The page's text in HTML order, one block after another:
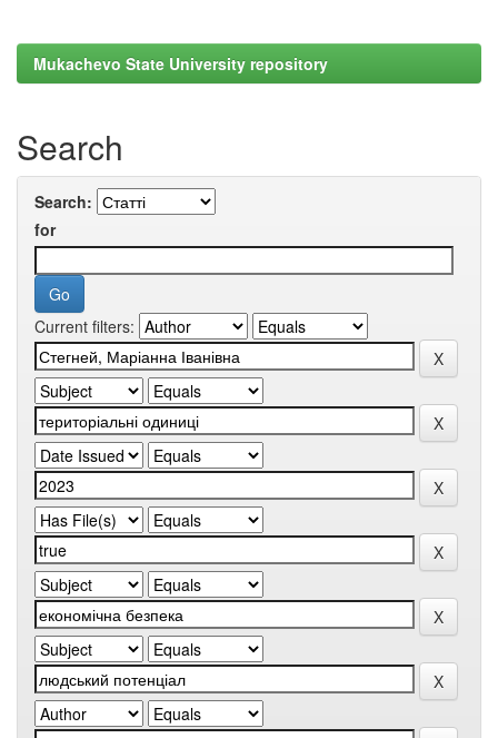
Mukachevo State University repository
Search
Search:
for
Current filters: